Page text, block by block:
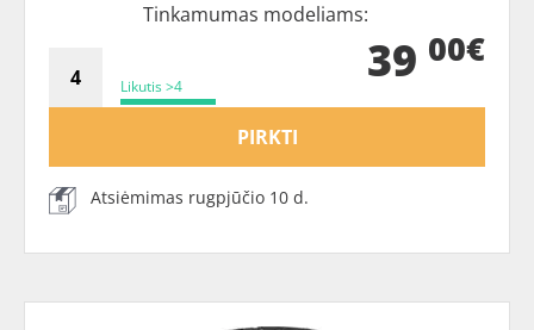
Tinkamumas modeliams:
Likutis >4 39 00€
PIRKTI
Atsiėmimas rugpjūčio 10 d.